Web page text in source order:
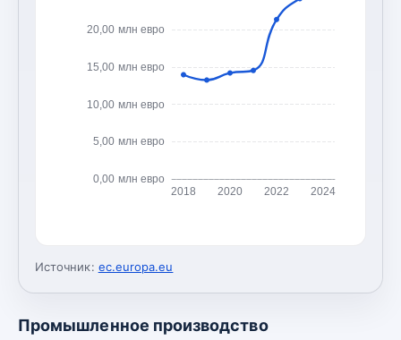
0,00 млн евро
5,00 млн евро
10,00 млн евро
15,00 млн евро
20,00 млн евро
2018 2020 2022 2024
Источник: ec.europa.eu
Промышленное производство